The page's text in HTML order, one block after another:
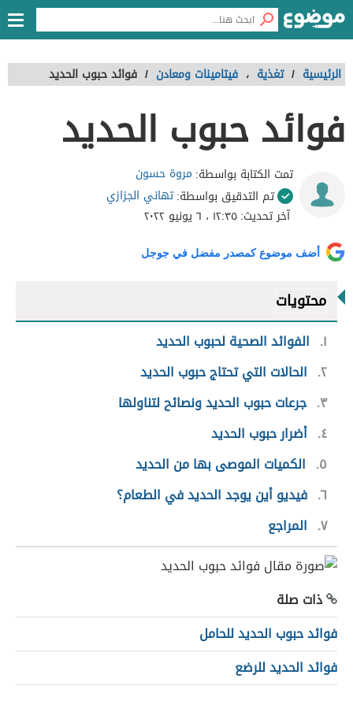
الرئيسية / تغذية ، فيتامينات ومعادن / فوائد حبوب الحديد
فوائد حبوب الحديد
تمت الكتابة بواسطة: مروة حسون
تم التدقيق بواسطة:تهاني الجزازي
آخر تحديث:١٢:٣٥ ، ٦ يونيو ٢٠٢٢
أضف موضوع كمصدر مفضل في جوجل
محتويات
١
الفوائد الصحية لحبوب الحديد
٢ الحالات التي تحتاج حبوب الحديد
٣ جرعات حبوب الحديد ونصائح لتناولها
٤ أضرار حبوب الحديد
٥
الكميات الموصى بها من الحديد
٦ فيديو أين يوجد الحديد في الطعام؟
٧ المراجع
ذات صلة
فوائد حبوب الحديد للحامل
فوائد الحديد للرضع